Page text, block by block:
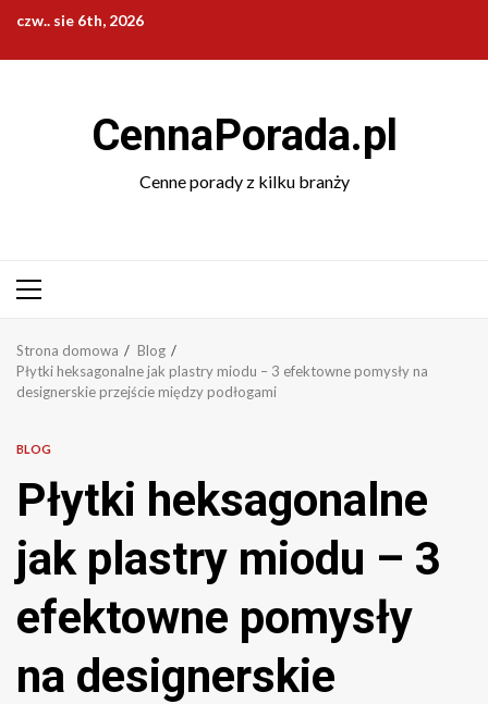
treści
czw.. sie 6th, 2026
CennaPorada.pl
Cenne porady z kilku branży
Menu
Strona domowa
Blog
Płytki heksagonalne jak plastry miodu – 3 efektowne pomysły na
designerskie przejście między podłogami
BLOG
Płytki heksagonalne
jak plastry miodu – 3
efektowne pomysły
na designerskie